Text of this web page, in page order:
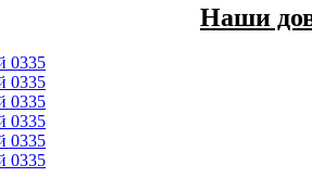
Наши